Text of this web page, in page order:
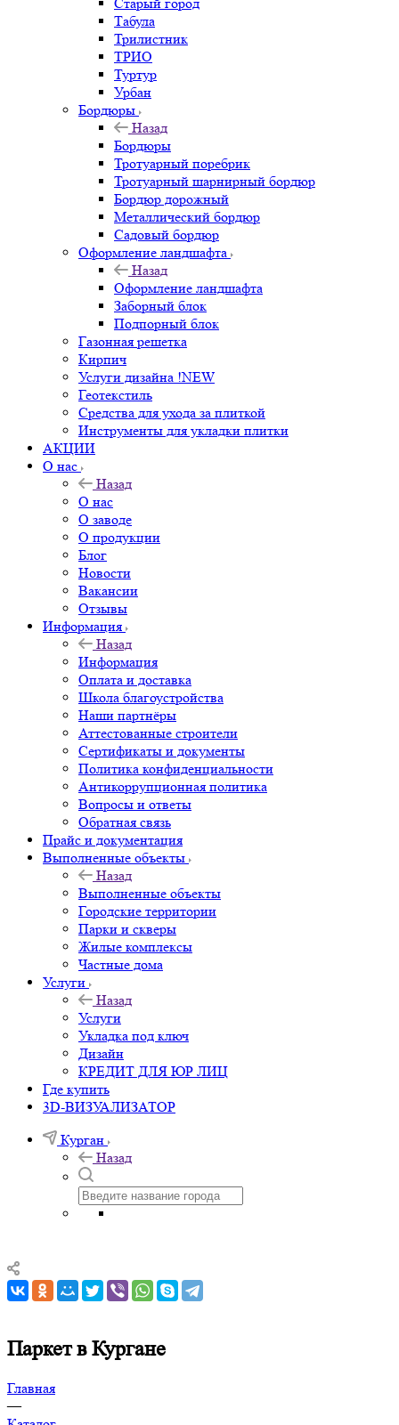
Табула
Трилистник
ТРИО
Туртур
Урбан
Бордюры
Назад
Бордюры
Тротуарный поребрик
Тротуарный шарнирный бордюр
Бордюр дорожный
Металлический бордюр
Садовый бордюр
Оформление ландшафта
Назад
Оформление ландшафта
Заборный блок
Подпорный блок
Газонная решетка
Кирпич
Услуги дизайна !NEW
Геотекстиль
Средства для ухода за плиткой
Инструменты для укладки плитки
АКЦИИ
О нас
Назад
О нас
О заводе
О продукции
Блог
Новости
Вакансии
Отзывы
Информация
Назад
Информация
Оплата и доставка
Школа благоустройства
Наши партнёры
Аттестованные строители
Сертификаты и документы
Политика конфиденциальности
Антикоррупционная политика
Вопросы и ответы
Обратная связь
Прайс и документация
Выполненные объекты
Назад
Выполненные объекты
Городские территории
Парки и скверы
Жилые комплексы
Частные дома
Услуги
Назад
Услуги
Укладка под ключ
Дизайн
КРЕДИТ ДЛЯ ЮР ЛИЦ
Где купить
3D-ВИЗУАЛИЗАТОР
Курган
Назад
Паркет в Кургане
Главная
—